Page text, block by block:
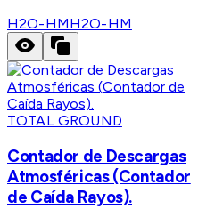
H2O-HMH2O-HM
TOTAL GROUND
Contador de Descargas
Atmosféricas (Contador
de Caída Rayos).